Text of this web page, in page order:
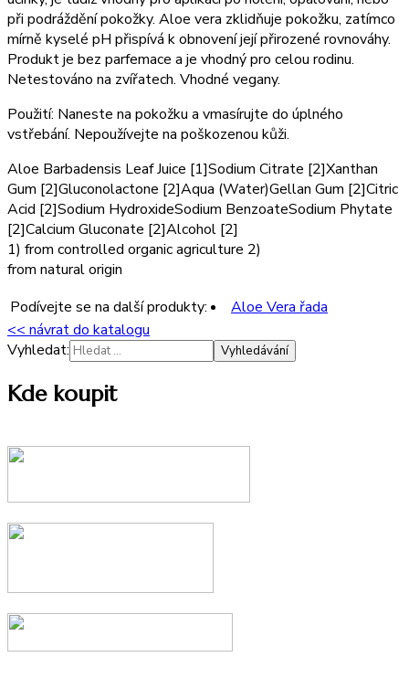
při podráždění pokožky. Aloe vera zklidňuje pokožku, zatímco
mírně kyselé pH přispívá k obnovení její přirozené rovnováhy.
Produkt je bez parfemace a je vhodný pro celou rodinu.
Netestováno na zvířatech. Vhodné vegany.
Použití: Naneste na pokožku a vmasírujte do úplného
vstřebání. Nepoužívejte na poškozenou kůži.
Aloe Barbadensis Leaf Juice [1]Sodium Citrate [2]Xanthan
Gum [2]Gluconolactone [2]Aqua (Water)Gellan Gum [2]Citric
Acid [2]Sodium HydroxideSodium BenzoateSodium Phytate
[2]Calcium Gluconate [2]Alcohol [2]
1) from controlled organic agriculture 2)
from natural origin
Podívejte se na další produkty:
Aloe Vera řada
<< návrat do katalogu
Vyhledat:
Kde koupit